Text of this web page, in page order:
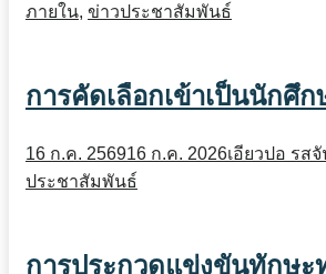
ภายใน, ข่าวประชาสัมพันธ์
การคัดเลือกเข้าเป็นนักศึ
16 ก.ค. 256916 ก.ค. 2026เอียวปอ รส
ประชาสัมพันธ์
การประกวดแข่งขันทักษะ